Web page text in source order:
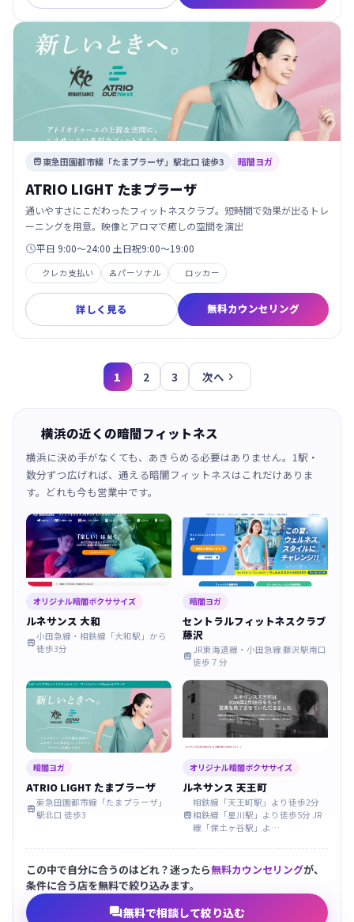
 東急田園都市線「たまプラーザ」駅北口 徒歩3 暗闇ヨガ
ATRIO LIGHT たまプラーザ
通いやすさにこだわったフィットネスクラブ。短時間で効果が出るトレ
ーニングを用意。映像とアロマで癒しの空間を演出
平日 9:00～24:00 土日祝9:00～19:00
クレカ支払い パーソナル ロッカー
詳しく見る 無料カウンセリング
1 2 3 次へ 
横浜の近くの暗闇フィットネス
横浜に決め手がなくても、あきらめる必要はありません。1駅・
数分ずつ広げれば、通える暗闇フィットネスはこれだけありま
す。どれも今も営業中です。
オリジナル暗闇ボクササイズ
ルネサンス 大和

小田急線・相鉄線「大和駅」から
徒歩3分
暗闇ヨガ
セントラルフィットネスクラブ
藤沢

JR東海道線・小田急線 藤沢駅南口
徒歩７分
暗闇ヨガ
ATRIO LIGHT たまプラーザ

東急田園都市線「たまプラーザ」
駅北口 徒歩3
オリジナル暗闇ボクササイズ
ルネサンス 天王町

相鉄線「天王町駅」より徒歩2分
相鉄線「星川駅」より徒歩5分 JR
線「保土ヶ谷駅」よ…
この中で自分に合うのはどれ？迷ったら無料カウンセリングが、
条件に合う店を無料で絞り込みます。
無料で相談して絞り込む